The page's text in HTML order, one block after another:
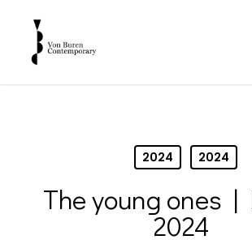
content
2024 2024
The young ones |
2024